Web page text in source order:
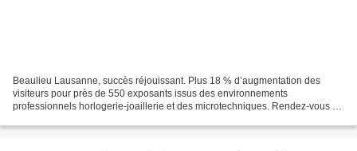
Beaulieu Lausanne, succès réjouissant. Plus 18 % d’augmentation des
visiteurs pour près de 550 exposants issus des environnements
professionnels horlogerie-joaillerie et des microtechniques. Rendez-vous en